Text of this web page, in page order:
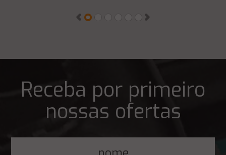
Receba por primeiro
nossas ofertas